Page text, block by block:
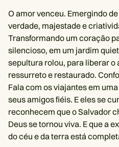
O amor venceu. Emergindo
verdade, majestade e
Transformando um coração
silencioso, em um jardim
sepultura rolou, para liberar o
ressurreto e restaurado.
Fala com os viajantes em
seus amigos fiéis. E eles se
reconhecem que o Salvador
Deus se tornou viva. E que a
do céu e da terra está